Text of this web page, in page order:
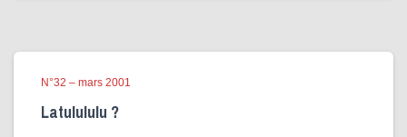
N°32 – mars 2001
Latulululu ?